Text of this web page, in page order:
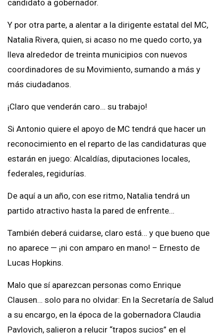
candidato a gobernador.
Y por otra parte, a alentar a la dirigente estatal del MC,
Natalia Rivera, quien, si acaso no me quedo corto, ya
lleva alrededor de treinta municipios con nuevos
coordinadores de su Movimiento, sumando a más y
más ciudadanos.
¡Claro que venderán caro… su trabajo!
Si Antonio quiere el apoyo de MC tendrá que hacer un
reconocimiento en el reparto de las candidaturas que
estarán en juego: Alcaldías, diputaciones locales,
federales, regidurías.
De aquí a un año, con ese ritmo, Natalia tendrá un
partido atractivo hasta la pared de enfrente…
También deberá cuidarse, claro está… y que bueno que
no aparece — ¡ni con amparo en mano! – Ernesto de
Lucas Hopkins.
Malo que sí aparezcan personas como Enrique
Clausen… solo para no olvidar: En la Secretaría de Salud
a su encargo, en la época de la gobernadora Claudia
Pavlovich, salieron a relucir “trapos sucios” en el